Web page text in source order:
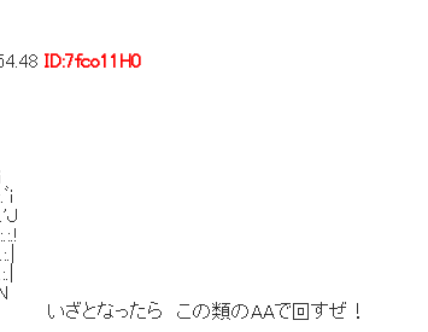
ID:7fco11H0
ざとなったら この類のAAで回すぜ！